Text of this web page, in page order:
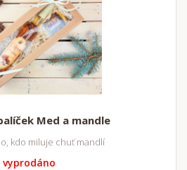
Med a mandle
kdo miluje chuť mandlí
vyprodáno